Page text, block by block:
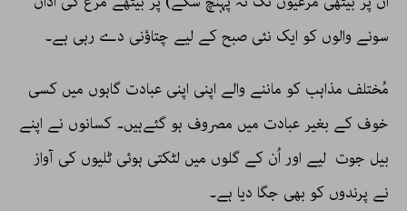
سونے والوں کو ایک نئی صبح کے لیے چتاؤنی دے رہی ہے۔
مُختلف مذاہب کو ماننے والے اپنی اپنی عبادت گاہوں میں کسی
خوف کے بغیر عبادت میں مصروف ہو گئےہیں۔ کسانوں نے اپنے
بیل جوت لیے اور اُن کے گلوں میں لٹکتی ہوئی ٹلیوں کی آواز
نے پرندوں کو بھی جگا دیا ہے۔